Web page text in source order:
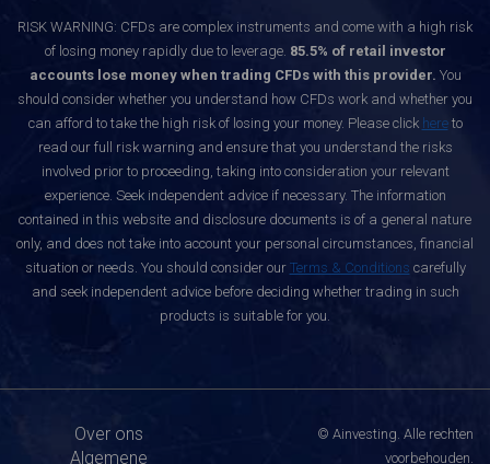
RISK WARNING: CFDs are complex instruments and come with a high risk
of losing money rapidly due to leverage. 85.5% of retail investor
accounts lose money when trading CFDs with this provider. You
should consider whether you understand how CFDs work and whether you
can afford to take the high risk of losing your money. Please click hereto
read our full risk warning and ensure that you understand the risks
involved prior to proceeding, taking into consideration your relevant
experience. Seek independent advice if necessary. The information
contained in this website and disclosure documents is of a general nature
only, and does not take into account your personal circumstances, financial
situation or needs. You should consider our Terms & Conditions carefully
and seek independent advice before deciding whether trading in such
products is suitable for you.
Over ons
Algemene
© Ainvesting. Alle rechten
voorbehouden.